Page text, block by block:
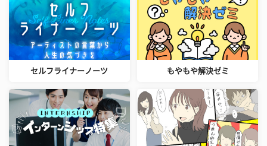
セルフライナーノーツ もやもや解決ゼミ